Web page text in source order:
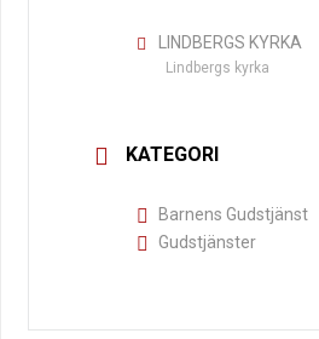
LINDBERGS KYRKA
Lindbergs kyrka
KATEGORI
Barnens Gudstjänst
Gudstjänster